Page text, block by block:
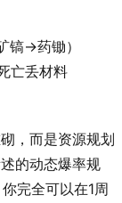
镐→药锄）
亡丢材料
，而是资源规划
的动态爆率规
完全可以在1周